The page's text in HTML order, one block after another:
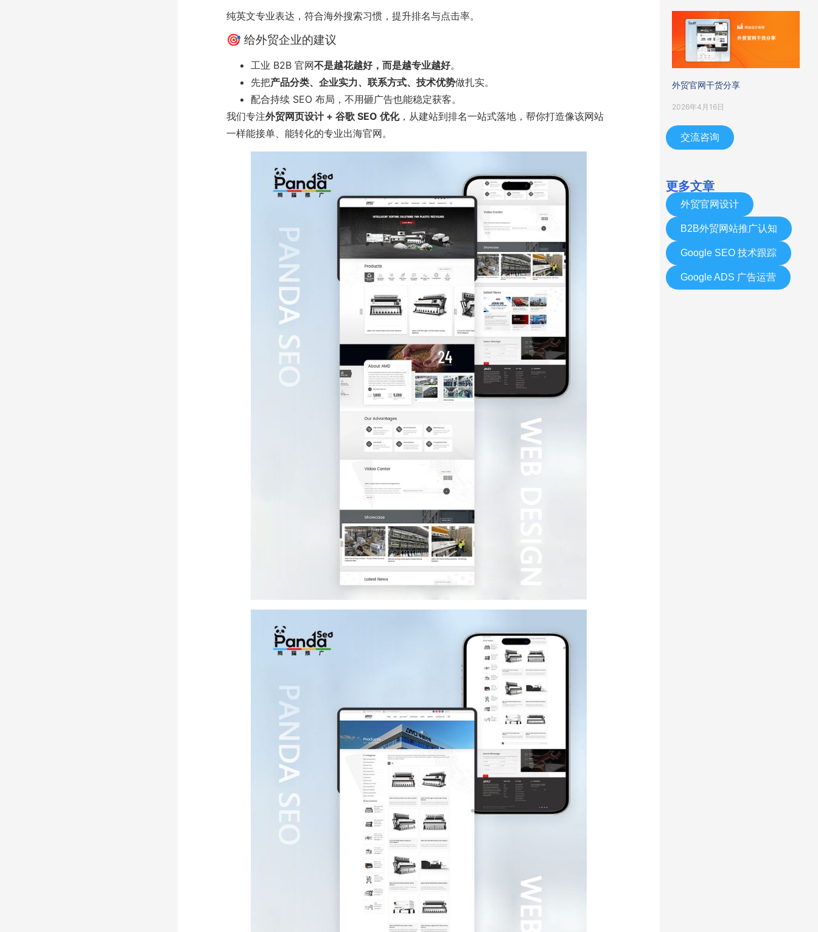
纯英文专业表达，符合海外搜索习惯，提升排名与点击率。
🎯 给外贸企业的建议
工业 B2B 官网不是越花越好，而是越专业越好。
先把产品分类、企业实力、联系方式、技术优势做扎实。
配合持续 SEO 布局，不用砸广告也能稳定获客。
我们专注外贸网页设计 + 谷歌 SEO 优化，从建站到排名一站式落地，帮你打造像该网站
一样能接单、能转化的专业出海官网。
外贸官网干货分享
2026年4月16日
交流咨询
更多文章
外贸官网设计
B2B外贸网站推广认知
Google SEO 技术跟踪
Google ADS 广告运营